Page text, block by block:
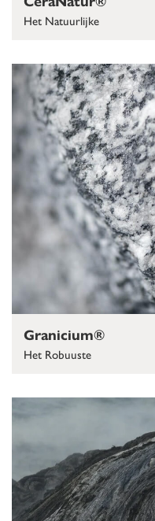
Het Natuurlijke
Granicium®
Het Robuuste